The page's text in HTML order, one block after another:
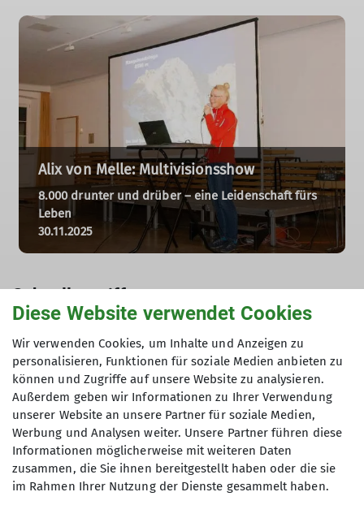
Alix von Melle: Multivisionsshow
8.000 drunter und drüber – eine Leidenschaft fürs
Leben
30.11.2025
Schnellzugriff
👉Zurück zu allen Veranstaltungen
👉Mitgliederveranstaltungen
Über den Verein
Diese Website verwendet Cookies
Wir verwenden Cookies, um Inhalte und Anzeigen zu
personalisieren, Funktionen für soziale Medien anbieten zu
können und Zugriffe auf unsere Website zu analysieren.
Außerdem geben wir Informationen zu Ihrer Verwendung
unserer Website an unsere Partner für soziale Medien,
Werbung und Analysen weiter. Unsere Partner führen diese
Informationen möglicherweise mit weiteren Daten
zusammen, die Sie ihnen bereitgestellt haben oder die sie
im Rahmen Ihrer Nutzung der Dienste gesammelt haben.